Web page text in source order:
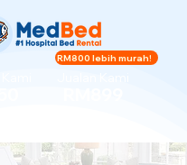
RM800 lebih murah!